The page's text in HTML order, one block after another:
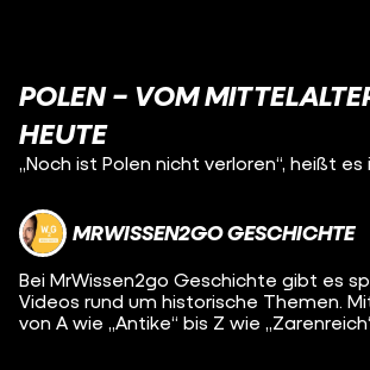
POLEN – VOM
HEUTE
MRWISSEN2GO GESCHICHTE
Bei MrWissen2go Geschichte gibt es
Videos rund um historische Themen.
von A wie „Antike“ bis Z wie